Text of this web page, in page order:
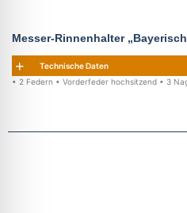
Messer-Rinnenhalter
Technische Daten
• 2 Federn • Vorderfeder hochsitzend • 3